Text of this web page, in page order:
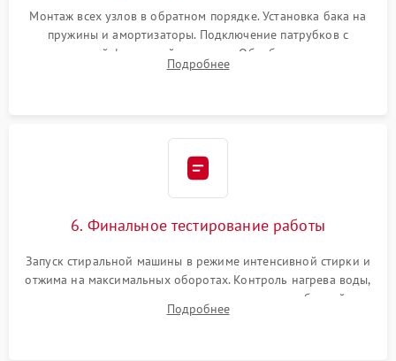
Монтаж всех узлов в обратном порядке. Установка бака на
пружины и амортизаторы. Подключение патрубков с
надежной фиксацией хомутами. Обработка стыков
герметиком для предотвращения возможных протечек воды.
Подробнее
6. Финальное тестирование работы
Запуск стиральной машины в режиме интенсивной стирки и
отжима на максимальных оборотах. Контроль нагрева воды,
корректности слива, отсутствия излишних вибраций,
посторонних стуков и протечек под корпусом.
Подробнее